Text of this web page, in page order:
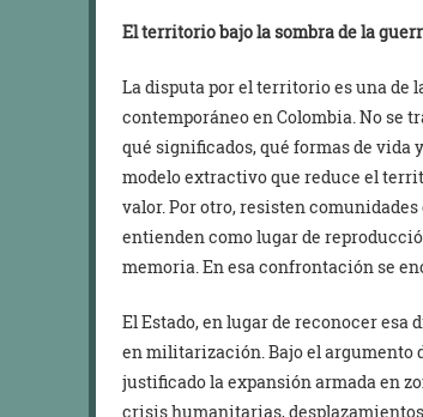
El territorio bajo la sombra de la
La disputa por el territorio es una de
contemporáneo en Colombia. No se
qué significados, qué formas de vida
modelo extractivo que reduce el
valor. Por otro, resisten
entienden como lugar de
memoria. En esa confrontación se
El Estado, en lugar de reconocer esa
en militarización. Bajo el argumento
justificado la expansión armada en
crisis humanitarias,